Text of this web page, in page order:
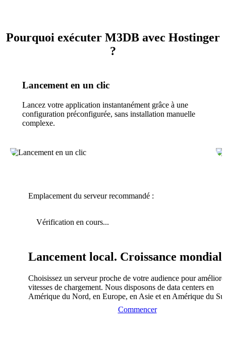
Pourquoi exécuter M3DB avec Hostinger
?
Lancement en un clic
Lancez votre application instantanément grâce à une
configuration préconfigurée, sans installation manuelle
complexe.
Emplacement du serveur recommandé :
Vérification en cours...
Lancement local. Croissance
Choisissez un serveur proche de votre audience pour
vitesses de chargement. Nous disposons de data centers en
Amérique du Nord, en Europe, en Asie et en Amérique du
Commencer